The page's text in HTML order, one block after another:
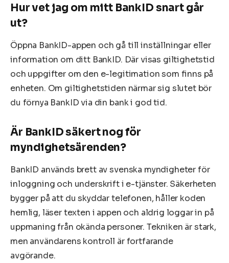
Hur vet jag om mitt BankID snart går
ut?
Öppna BankID-appen och gå till inställningar eller
information om ditt BankID. Där visas giltighetstid
och uppgifter om den e-legitimation som finns på
enheten. Om giltighetstiden närmar sig slutet bör
du förnya BankID via din bank i god tid.
Är BankID säkert nog för
myndighetsärenden?
BankID används brett av svenska myndigheter för
inloggning och underskrift i e-tjänster. Säkerheten
bygger på att du skyddar telefonen, håller koden
hemlig, läser texten i appen och aldrig loggar in på
uppmaning från okända personer. Tekniken är stark,
men användarens kontroll är fortfarande
avgörande.